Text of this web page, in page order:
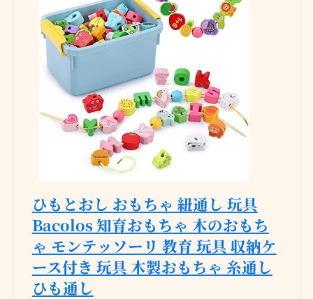
ひもとおし おもちゃ 紐通し 玩具
Bacolos 知育おもちゃ 木のおもち
ゃ モンテッソーリ 教育 玩具 収納ケ
ース付き 玩具 木製おもちゃ 糸通し
ひも通し